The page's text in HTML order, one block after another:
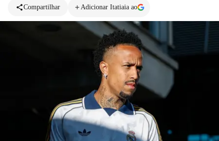
Compartilhar
Adicionar Itatiaia ao